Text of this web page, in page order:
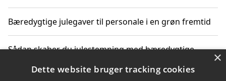
Bæredygtige julegaver til personale i en grøn fremtid
Sådan skaber du julestemning med bæredygtige
×
Dette website bruger tracking cookies